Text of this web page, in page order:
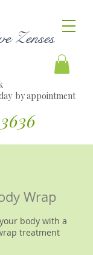
Zenses
by appointment
Wrap
body with a
treatment